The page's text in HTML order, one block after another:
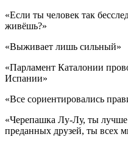
«Если ты человек так
живёшь?»
«Выживает лишь сильный»
«Парламент Каталонии
Испании»
«Все сориентировались
«Черепашка Лу-Лу, ты лучше
преданных друзей, ты всех